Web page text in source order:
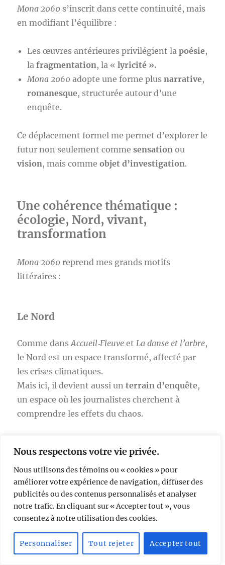
Nous respectons votre vie privée.
Nous utilisons des témoins ou « cookies » pour
améliorer votre expérience de navigation, diffuser des
publicités ou des contenus personnalisés et analyser
notre trafic. En cliquant sur « Accepter tout », vous
consentez à notre utilisation des cookies.
Personnaliser Tout rejeter Accepter tout
Mona 2060 s’inscrit dans cette continuité, mais
en modifiant l’équilibre :
Les œuvres antérieures privilégient lapoésie,
lafragmentation, la «lyricité ».
Mona 2060 adopte une forme plusnarrative,
romanesque, structurée autour d’une
enquête.
Ce déplacement formel me permet d’explorer le
futur non seulement commesensation ou
vision, mais commeobjet d’investigation.
Une cohérence thématique :
écologie, Nord, vivant,
transformation
Mona 2060 reprend mes grands motifs
littéraires :
Le Nord
Comme dansAccueil‑Fleuve et La danse et l’arbre,
le Nord est un espace transformé, affecté par
les crises climatiques.
Mais ici, il devient aussi unterrain d’enquête,
un espace où les journalistes cherchent à
comprendre les effets du chaos.
Le vivant
Le vivant demeure un acteur central :
transformations biologiques,
nouvelles formes de cohabitation,
fragilité des écosystèmes.